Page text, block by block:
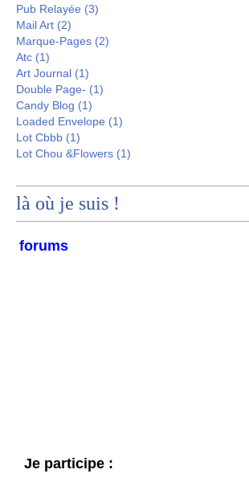
Pub Relayée (3)
Mail Art (2)
Marque-Pages (2)
Atc (1)
Art Journal (1)
Double Page- (1)
Candy Blog (1)
Loaded Envelope (1)
Lot Cbbb (1)
Lot Chou &flowers (1)
là où je suis !
forums
Je participe :